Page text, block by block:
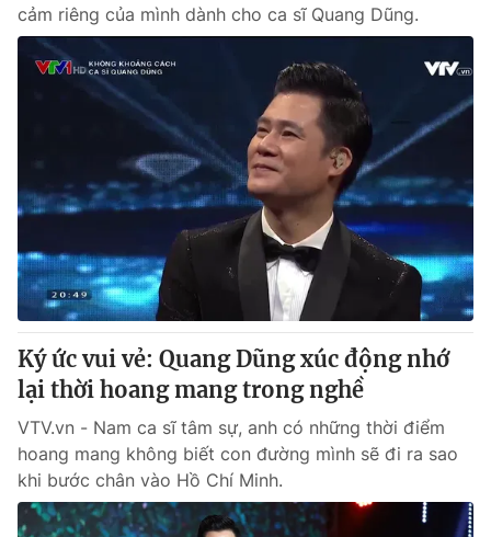
cảm riêng của mình dành cho ca sĩ Quang Dũng.
Ký ức vui vẻ: Quang Dũng xúc động nhớ
lại thời hoang mang trong nghề
VTV.vn - Nam ca sĩ tâm sự, anh có những thời điểm
hoang mang không biết con đường mình sẽ đi ra sao
khi bước chân vào Hồ Chí Minh.